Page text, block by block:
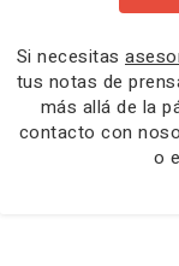
Si necesitas
tus notas de
más allá de la
contacto con
o